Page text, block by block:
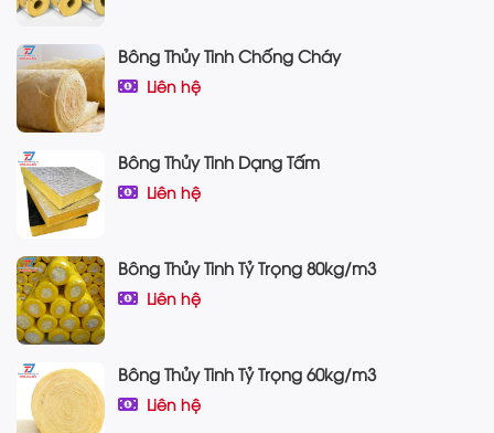
Bông Thủy Tinh Chống Cháy
Liên hệ
Bông Thủy Tinh Dạng Tấm
Liên hệ
Bông Thủy Tinh Tỷ Trọng 80kg/m3
Liên hệ
Bông Thủy Tinh Tỷ Trọng 60kg/m3
Liên hệ